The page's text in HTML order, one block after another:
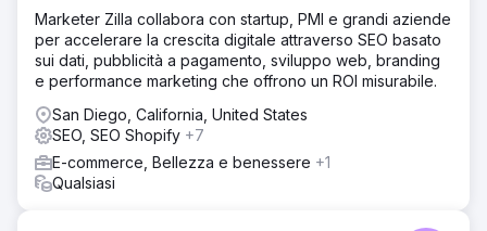
web e della presenza digitale di Trucklenders USA.
Abbiamo riconosciuto che il sito web necessitava di una
revisione completa, non solo esteticamente, ma anche
strutturalmente e tecnicamente, per supportare una
strategia SEO avanzata.
Risultato
Il nuovo sito Web Craft CMS, abbinato alla nostra strategia
SEO mirata, ha migliorato notevolmente la presenza online
Marketer Zilla collabora con startup, PMI e grandi aziende
per accelerare la crescita digitale attraverso SEO basato
sui dati, pubblicità a pagamento, sviluppo web, branding
e performance marketing che offrono un ROI misurabile.
San Diego, California, United States
SEO, SEO Shopify +7
E-commerce, Bellezza e benessere +1
Qualsiasi